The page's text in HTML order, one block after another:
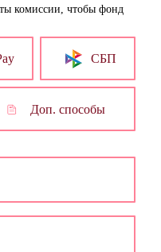
комиссии, чтобы фонд
СБП
Доп. способы